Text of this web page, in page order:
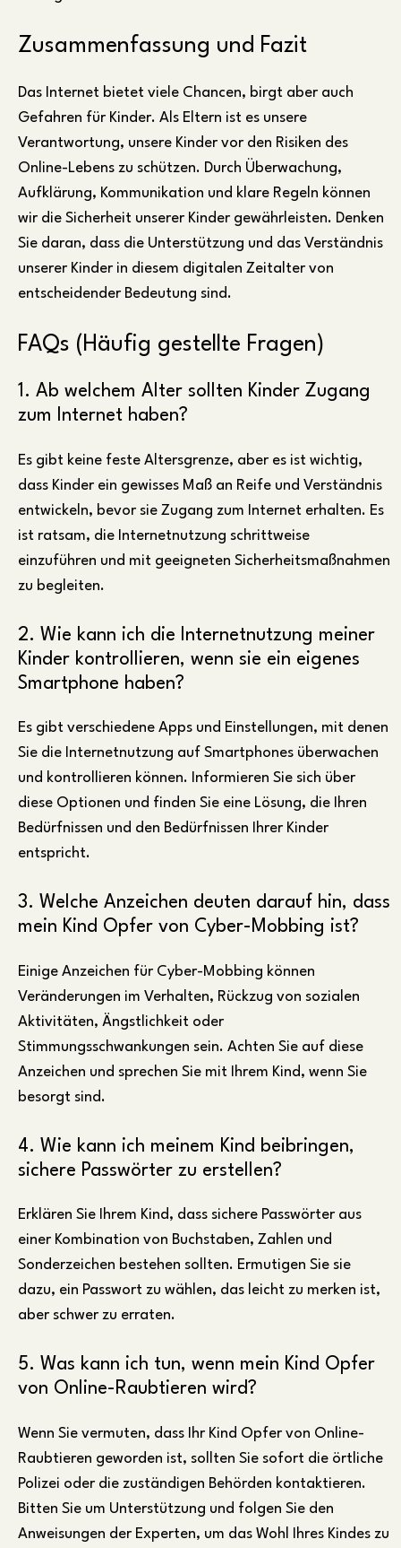
Zusammenfassung und Fazit
Das Internet bietet viele Chancen, birgt aber auch
Gefahren für Kinder. Als Eltern ist es unsere
Verantwortung, unsere Kinder vor den Risiken des
Online-Lebens zu schützen. Durch Überwachung,
Aufklärung, Kommunikation und klare Regeln können
wir die Sicherheit unserer Kinder gewährleisten. Denken
Sie daran, dass die Unterstützung und das Verständnis
unserer Kinder in diesem digitalen Zeitalter von
entscheidender Bedeutung sind.
FAQs (Häufig gestellte Fragen)
1. Ab welchem Alter sollten Kinder Zugang
zum Internet haben?
Es gibt keine feste Altersgrenze, aber es ist wichtig,
dass Kinder ein gewisses Maß an Reife und Verständnis
entwickeln, bevor sie Zugang zum Internet erhalten. Es
ist ratsam, die Internetnutzung schrittweise
einzuführen und mit geeigneten Sicherheitsmaßnahmen
zu begleiten.
2. Wie kann ich die Internetnutzung meiner
Kinder kontrollieren, wenn sie ein eigenes
Smartphone haben?
Es gibt verschiedene Apps und Einstellungen, mit denen
Sie die Internetnutzung auf Smartphones überwachen
und kontrollieren können. Informieren Sie sich über
diese Optionen und finden Sie eine Lösung, die Ihren
Bedürfnissen und den Bedürfnissen Ihrer Kinder
entspricht.
3. Welche Anzeichen deuten darauf hin, dass
mein Kind Opfer von Cyber-Mobbing ist?
Einige Anzeichen für Cyber-Mobbing können
Veränderungen im Verhalten, Rückzug von sozialen
Aktivitäten, Ängstlichkeit oder
Stimmungsschwankungen sein. Achten Sie auf diese
Anzeichen und sprechen Sie mit Ihrem Kind, wenn Sie
besorgt sind.
4. Wie kann ich meinem Kind beibringen,
sichere Passwörter zu erstellen?
Erklären Sie Ihrem Kind, dass sichere Passwörter aus
einer Kombination von Buchstaben, Zahlen und
Sonderzeichen bestehen sollten. Ermutigen Sie sie
dazu, ein Passwort zu wählen, das leicht zu merken ist,
aber schwer zu erraten.
5. Was kann ich tun, wenn mein Kind Opfer
von Online-Raubtieren wird?
Wenn Sie vermuten, dass Ihr Kind Opfer von Online-
Raubtieren geworden ist, sollten Sie sofort die örtliche
Polizei oder die zuständigen Behörden kontaktieren.
Bitten Sie um Unterstützung und folgen Sie den
Anweisungen der Experten, um das Wohl Ihres Kindes zu